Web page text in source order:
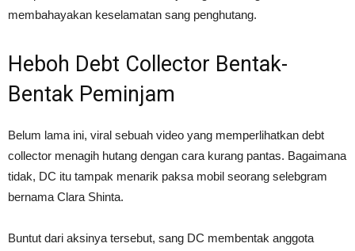
membahayakan keselamatan sang penghutang.
Heboh Debt Collector Bentak-
Bentak Peminjam
Belum lama ini, viral sebuah video yang memperlihatkan debt
collector menagih hutang dengan cara kurang pantas. Bagaimana
tidak, DC itu tampak menarik paksa mobil seorang selebgram
bernama Clara Shinta.
Buntut dari aksinya tersebut, sang DC membentak anggota